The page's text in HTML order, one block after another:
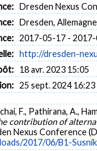
Dresden Nexus
Dresden, Allemagne
2017-05-17 -
http://dresden-
18 avr. 2023 15:05
25 sept. 2024 16:23
F., Pathirana, A.,
contribution of
Nexus Conference
2017/06/B1-